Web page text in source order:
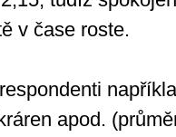
v čase roste.
apod.